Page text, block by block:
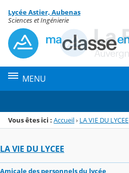
Menu de la rubrique
Contenu
Lycée Astier, Aubenas
Sciences et Ingénierie
MENU
Vous êtes ici : Accueil› LA VIE DU LYCEE
LA VIE DU LYCEE
Amicale des personnels du lycée